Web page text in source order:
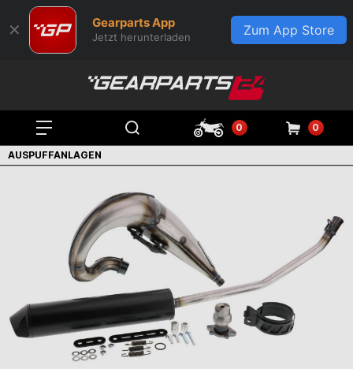
✕ Gearparts App
Jetzt herunterladen Zum App Store
0 0
AUSPUFFANLAGEN